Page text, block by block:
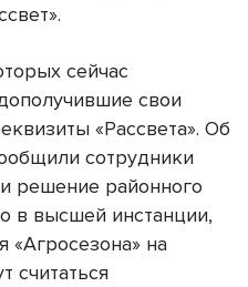
сейчас
свои
«Рассвета». Об
сотрудники
решение районного
в высшей инстанции,
«Агросезона» на
считаться